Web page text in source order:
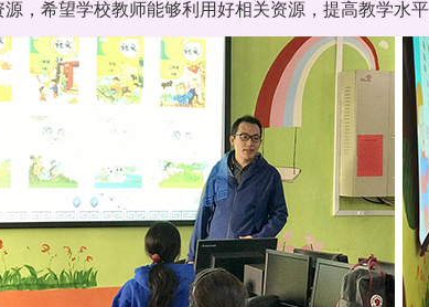
，希望学校教师能够利用好相关资源，提高教学水平